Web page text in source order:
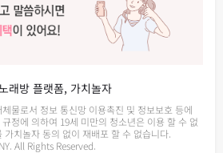
래방 플랫폼, 가치놀자
물로서 정보 통신망 이용촉진 및 정보보호 등에
정에 의하여 19세 미만의 청소년은 이용 할 수 없
치놀자 동의 없이 재배포 할 수 없습니다.
All Rights Reserved.